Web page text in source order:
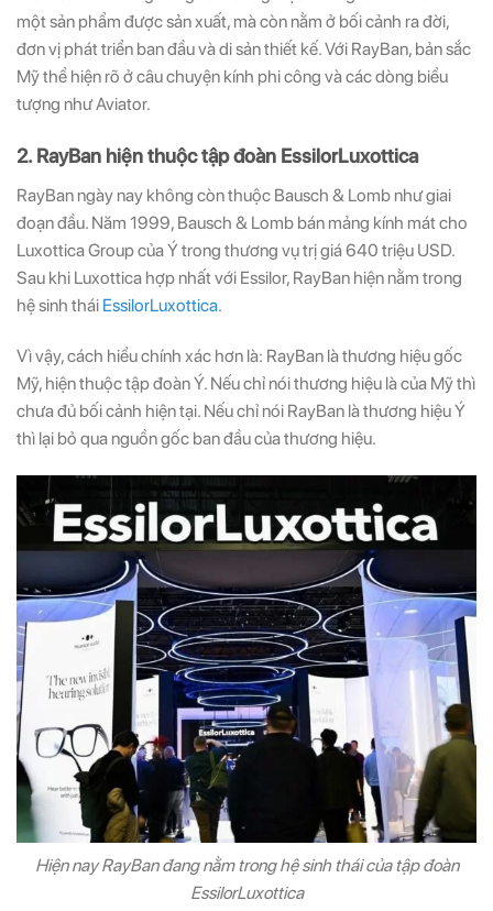
một sản phẩm được sản xuất, mà còn nằm ở bối cảnh ra đời,
đơn vị phát triển ban đầu và di sản thiết kế. Với RayBan, bản sắc
Mỹ thể hiện rõ ở câu chuyện kính phi công và các dòng biểu
tượng như Aviator.
2. RayBan hiện thuộc tập đoàn EssilorLuxottica
RayBan ngày nay không còn thuộc Bausch & Lomb như giai
đoạn đầu. Năm 1999, Bausch & Lomb bán mảng kính mát cho
Luxottica Group của Ý trong thương vụ trị giá 640 triệu USD.
Sau khi Luxottica hợp nhất với Essilor, RayBan hiện nằm trong
hệ sinh thái EssilorLuxottica.
Vì vậy, cách hiểu chính xác hơn là: RayBan là thương hiệu gốc
Mỹ, hiện thuộc tập đoàn Ý. Nếu chỉ nói thương hiệu là của Mỹ thì
chưa đủ bối cảnh hiện tại. Nếu chỉ nói RayBan là thương hiệu Ý
thì lại bỏ qua nguồn gốc ban đầu của thương hiệu.
Hiện nay RayBan đang nằm trong hệ sinh thái của tập đoàn
EssilorLuxottica